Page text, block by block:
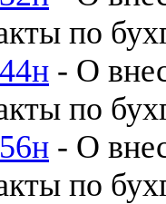
по
- О
по
- О
по